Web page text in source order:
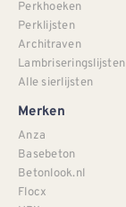
Perkhoeken
Perklijsten
Architraven
Lambriseringslijsten
Alle sierlijsten
Merken
Anza
Basebeton
Betonlook.nl
Flocx